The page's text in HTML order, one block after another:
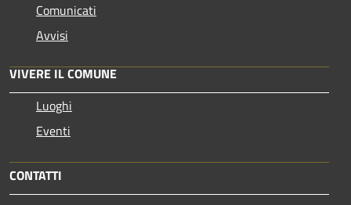
Comunicati
Avvisi
VIVERE IL COMUNE
Luoghi
Eventi
CONTATTI